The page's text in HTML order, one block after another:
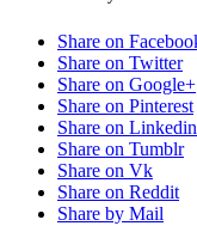
Share on
Share on Twitter
Share on Google+
Share on Pinterest
Share on Linkedin
Share on Tumblr
Share on Vk
Share on Reddit
Share by Mail